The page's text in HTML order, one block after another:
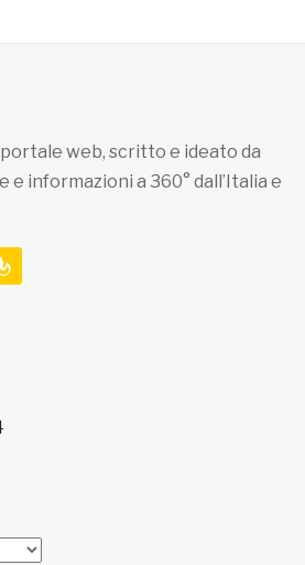
web, scritto e ideato da
e informazioni a 360° dall’Italia e